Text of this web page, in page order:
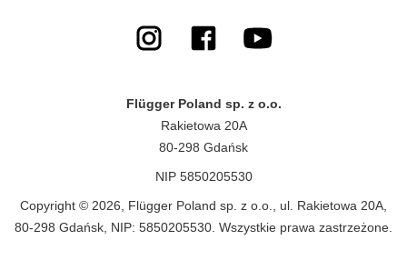
Flügger Poland sp. z o.o.
Rakietowa 20A
80-298 Gdańsk
NIP 5850205530
Copyright © 2026, Flügger Poland sp. z o.o., ul. Rakietowa 20A,
80-298 Gdańsk, NIP: 5850205530. Wszystkie prawa zastrzeżone.